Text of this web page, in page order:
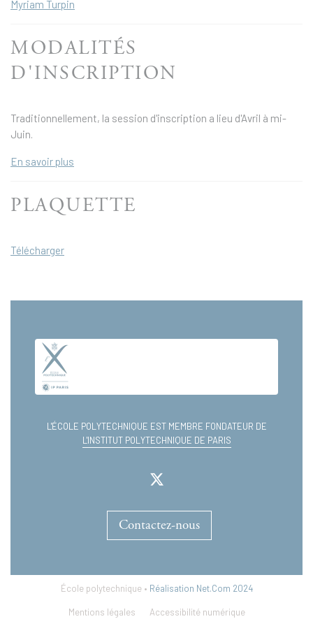
Myriam Turpin
MODALITÉS
D'INSCRIPTION
Traditionnellement, la session d'inscription a lieu d'Avril à mi-
Juin.
En savoir plus
PLAQUETTE
Télécharger
L'ÉCOLE POLYTECHNIQUE EST MEMBRE FONDATEUR DE
L'INSTITUT POLYTECHNIQUE DE PARIS
Contactez-nous
École polytechnique • Réalisation Net.Com 2024
Mentions légales Accessibilité numérique